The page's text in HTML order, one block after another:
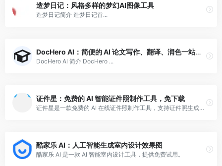
造梦日记：风格多样的梦幻AI图像工具
造梦日记简介 造梦日记首...
DocHero Al：简便的 AI 论文写作、翻译、润色一站式工具
DocHero Al 简介 DocHero ...
证件星：免费的 AI 智能证件照制作工具，免下载
证件星是一款免费的 AI 在线证件照制作工具，支持证件照生成、自动更换底色。
酷家乐 AI：人工智能生成室内设计效果图
酷家乐 AI 是一款 AI 智能室内设计工具，提供免费试用。